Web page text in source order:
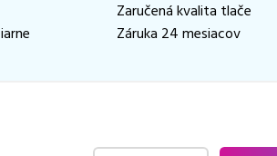
Zaručená kvalita tlače
Záruka 24 mesiacov